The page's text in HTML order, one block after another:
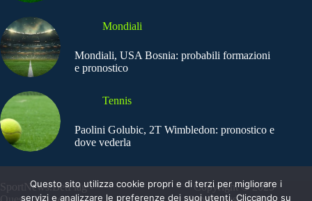
Mondiali
Mondiali, USA Bosnia: probabili formazioni
e pronostico
Tennis
Paolini Golubic, 2T Wimbledon: pronostico e
dove vederla
SportNews.BetFlag -
Copyright © 2025
Questo sito utilizza cookie propri e di terzi per migliorare i
servizi e analizzare le preferenze dei suoi utenti. Cliccando su